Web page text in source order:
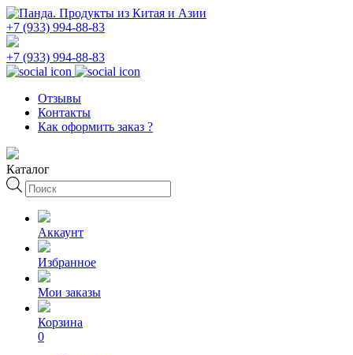
+7 (933) 994-88-83
+7 (933) 994-88-83
Отзывы
Контакты
Как оформить заказ ?
Каталог
Поиск
товаров
Аккаунт
Избранное
Мои заказы
Корзина
0